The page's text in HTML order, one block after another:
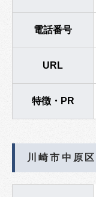
電話番号
URL
特徴・PR
川崎市中原区